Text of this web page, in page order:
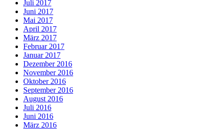
Juli 2017
Juni 2017
Mai 2017
April 2017
März 2017
Februar 2017
Januar 2017
Dezember 2016
November 2016
Oktober 2016
September 2016
August 2016
Juli 2016
Juni 2016
März 2016